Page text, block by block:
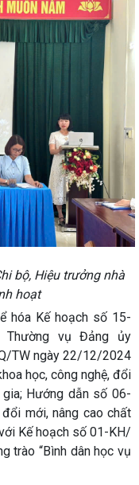
bộ, Hiệu trưởng nhà
hoạt
hóa Kế hoạch số 15-
Thường vụ Đảng ủy
TW ngày 22/12/2024
học, công nghệ, đổi
Hướng dẫn số 06-
mới, nâng cao chất
Kế hoạch số 01-KH/
trào “Bình dân học vụ